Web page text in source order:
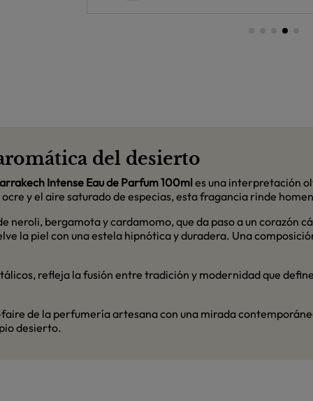
del desierto
Intense Eau de Parfum 100mles una interpretación
y el aire saturado de especias, esta fragancia rinde
neroli, bergamota y cardamomo, que da paso a un corazón
la piel con una estela hipnótica y duradera. Una
refleja la fusión entre tradición y modernidad que
de la perfumería artesana con una mirada
desierto.